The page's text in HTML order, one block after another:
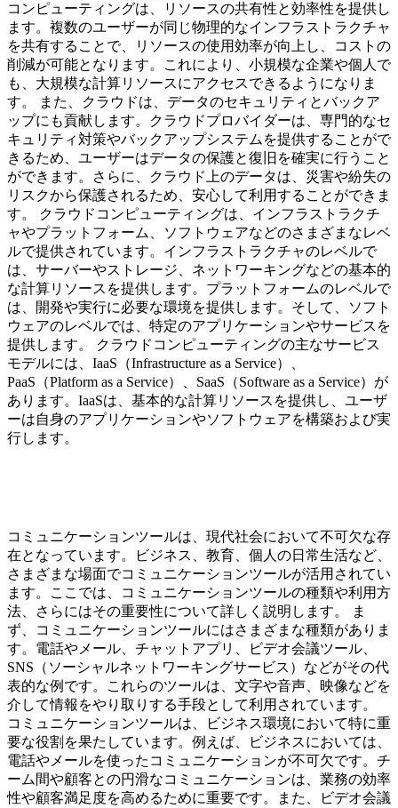
コンピューティングは、リソースの共有性と効率性を提供し
ます。複数のユーザーが同じ物理的なインフラストラクチャ
を共有することで、リソースの使用効率が向上し、コストの
削減が可能となります。これにより、小規模な企業や個人で
も、大規模な計算リソースにアクセスできるようになりま
す。 また、クラウドは、データのセキュリティとバックア
ップにも貢献します。クラウドプロバイダーは、専門的なセ
キュリティ対策やバックアップシステムを提供することがで
きるため、ユーザーはデータの保護と復旧を確実に行うこと
ができます。さらに、クラウド上のデータは、災害や紛失の
リスクから保護されるため、安心して利用することができま
す。 クラウドコンピューティングは、インフラストラクチ
ャやプラットフォーム、ソフトウェアなどのさまざまなレベ
ルで提供されています。インフラストラクチャのレベルで
は、サーバーやストレージ、ネットワーキングなどの基本的
な計算リソースを提供します。プラットフォームのレベルで
は、開発や実行に必要な環境を提供します。そして、ソフト
ウェアのレベルでは、特定のアプリケーションやサービスを
提供します。 クラウドコンピューティングの主なサービス
モデルには、IaaS（Infrastructure as a Service）、
PaaS（Platform as a Service）、SaaS（Software as a Service）が
あります。IaaSは、基本的な計算リソースを提供し、ユーザ
ーは自身のアプリケーションやソフトウェアを構築および実
行します。
コミュニケーションツールは、現代社会において不可欠な存
在となっています。ビジネス、教育、個人の日常生活など、
さまざまな場面でコミュニケーションツールが活用されてい
ます。ここでは、コミュニケーションツールの種類や利用方
法、さらにはその重要性について詳しく説明します。 ま
ず、コミュニケーションツールにはさまざまな種類がありま
す。電話やメール、チャットアプリ、ビデオ会議ツール、
SNS（ソーシャルネットワーキングサービス）などがその代
表的な例です。これらのツールは、文字や音声、映像などを
介して情報をやり取りする手段として利用されています。
コミュニケーションツールは、ビジネス環境において特に重
要な役割を果たしています。例えば、ビジネスにおいては、
電話やメールを使ったコミュニケーションが不可欠です。チ
ーム間や顧客との円滑なコミュニケーションは、業務の効率
性や顧客満足度を高めるために重要です。また、ビデオ会議